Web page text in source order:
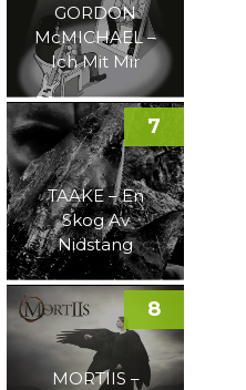
GORDON
McMICHAEL –
Ich Mit Mir
TAAKE – En
Skog Av
Nidstang
7
MORTIIS –
8